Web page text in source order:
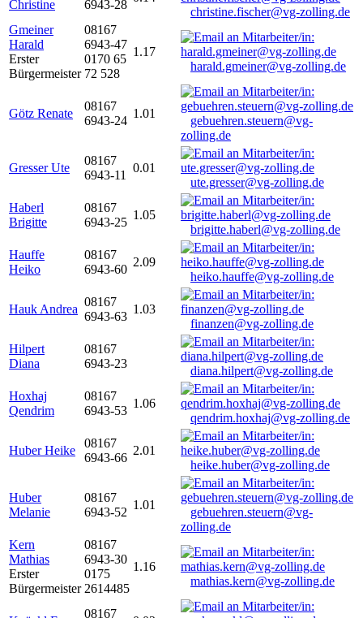
Christine
6943-28
christine.fischer@vg-zolling.de
Gmeiner
Harald
Erster
Bürgermeister
08167
6943-47
0170 65
72 528
1.17
harald.gmeiner@vg-zolling.de
Götz Renate
08167
6943-24
1.01
gebuehren.steuern@vg-
zolling.de
Gresser Ute
08167
6943-11
0.01
ute.gresser@vg-zolling.de
Haberl
Brigitte
08167
6943-25
1.05
brigitte.haberl@vg-zolling.de
Hauffe
Heiko
08167
6943-60
2.09
heiko.hauffe@vg-zolling.de
Hauk Andrea
08167
6943-63
1.03
finanzen@vg-zolling.de
Hilpert
Diana
08167
6943-23
diana.hilpert@vg-zolling.de
Hoxhaj
Qendrim
08167
6943-53
1.06
qendrim.hoxhaj@vg-zolling.de
Huber Heike
08167
6943-66
2.01
heike.huber@vg-zolling.de
Huber
Melanie
08167
6943-52
1.01
gebuehren.steuern@vg-
zolling.de
Kern
Mathias
Erster
Bürgermeister
08167
6943-30
0175
2614485
1.16
mathias.kern@vg-zolling.de
08167